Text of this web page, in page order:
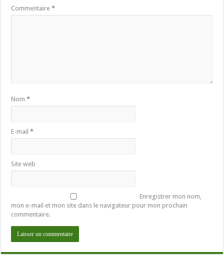
Commentaire*
Nom*
E-mail*
Site web
Enregistrer mon nom,
mon e-mail et mon site dans le navigateur pour mon prochain
commentaire.